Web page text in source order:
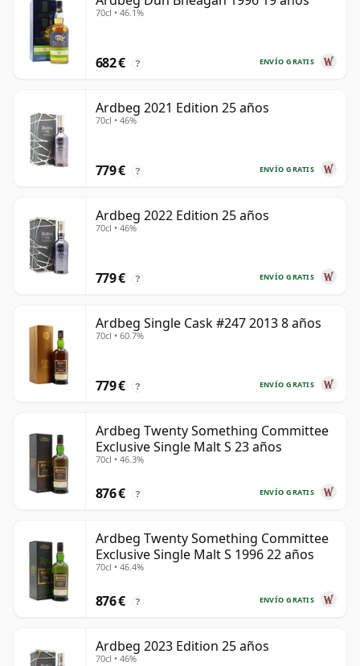
70cl • 46.1%
ENVÍO GRATIS
682 € ?
Ardbeg 2021 Edition 25 años
70cl • 46%
ENVÍO GRATIS
779 € ?
Ardbeg 2022 Edition 25 años
70cl • 46%
ENVÍO GRATIS
779 € ?
Ardbeg Single Cask #247 2013 8 años
70cl • 60.7%
ENVÍO GRATIS
779 € ?
Ardbeg Twenty Something Committee
Exclusive Single Malt S 23 años
70cl • 46.3%
ENVÍO GRATIS
876 € ?
Ardbeg Twenty Something Committee
Exclusive Single Malt S 1996 22 años
70cl • 46.4%
ENVÍO GRATIS
876 € ?
Ardbeg 2023 Edition 25 años
70cl • 46%